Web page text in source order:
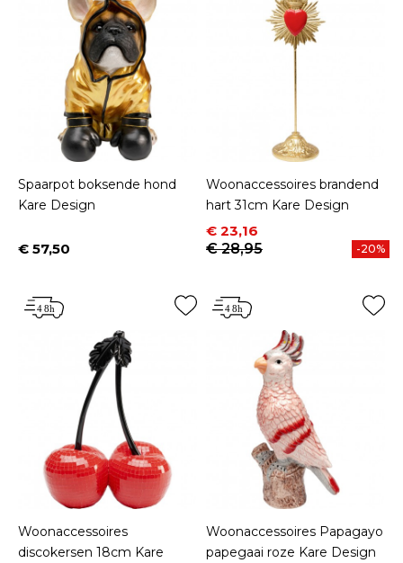
Spaarpot boksende hond
Kare Design
Prijs
€ 57,50
Woonaccessoires brandend
hart 31cm Kare Design
Prijs
€ 23,16
Normale prijs
€ 28,95
-20%
Woonaccessoires
discokersen 18cm Kare
Woonaccessoires Papagayo
papegaai roze Kare Design